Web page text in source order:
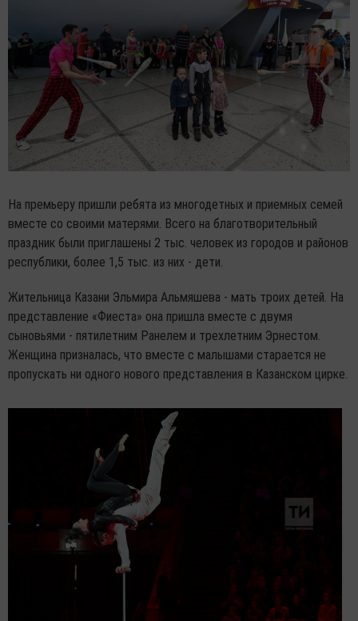
На премьеру пришли ребята из многодетных и приемных семей
вместе со своими матерями. Всего на благотворительный
праздник были приглашены 2 тыс. человек из городов и районов
республики, более 1,5 тыс. из них - дети.
Жительница Казани Эльмира Альмяшева - мать троих детей. На
представление «Фиеста» она пришла вместе с двумя
сыновьями - пятилетним Ранелем и трехлетним Эрнестом.
Женщина призналась, что вместе с малышами старается не
пропускать ни одного нового представления в Казанском цирке.